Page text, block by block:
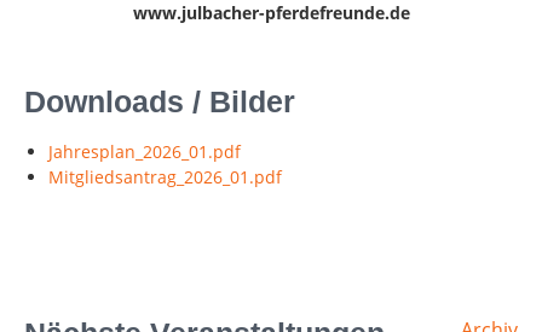
www.julbacher-pferdefreunde.de
Downloads / Bilder
Jahresplan_2026_01.pdf
Mitgliedsantrag_2026_01.pdf